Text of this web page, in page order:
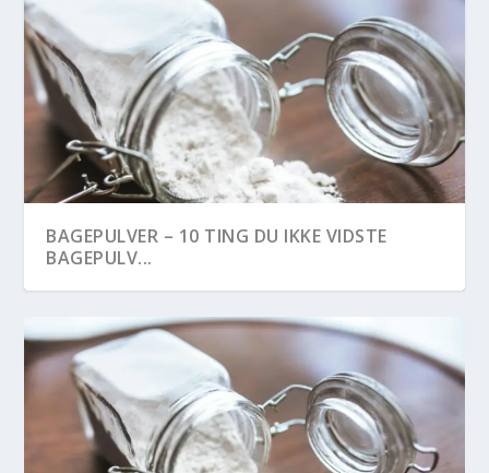
BAGEPULVER – 10 TING DU IKKE VIDSTE
BAGEPULV...